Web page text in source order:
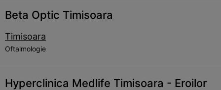
Beta Optic Timisoara
Timisoara
Oftalmologie
Hyperclinica Medlife Timisoara - Eroilor